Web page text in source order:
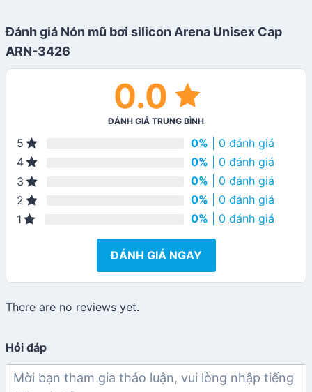
Đánh giá Nón mũ bơi silicon Arena Unisex Cap
ARN-3426
0.0
ĐÁNH GIÁ TRUNG BÌNH
5 0% | 0 đánh giá
4
0% | 0 đánh giá
3
0% | 0 đánh giá
2
0% | 0 đánh giá
1
0% | 0 đánh giá
ĐÁNH GIÁ NGAY
There are no reviews yet.
Hỏi đáp